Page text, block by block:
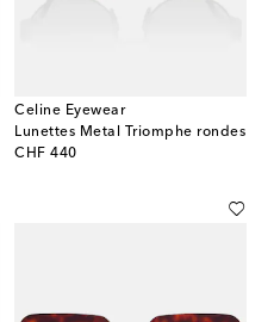
Celine Eyewear
Lunettes Metal Triomphe rondes
CHF 440
original price